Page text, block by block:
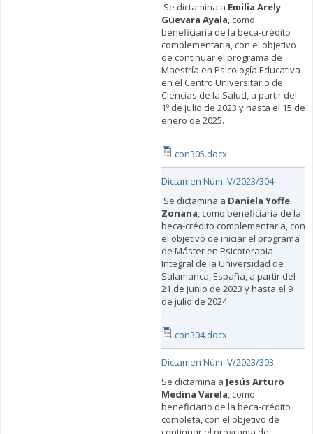
Se dictamina a Emilia Arely
Guevara Ayala, como
beneficiaria de la beca-crédito
complementaria, con el objetivo
de continuar el programa de
Maestría en Psicología Educativa
en el Centro Universitario de
Ciencias de la Salud, a partir del
1º de julio de 2023 y hasta el 15 de
enero de 2025.
con305.docx
Dictamen Núm. V/2023/304
Se dictamina a Daniela Yoffe
Zonana, como beneficiaria de la
beca-crédito complementaria, con
el objetivo de iniciar el programa
de Máster en Psicoterapia
Integral de la Universidad de
Salamanca, España, a partir del
21 de junio de 2023 y hasta el 9
de julio de 2024.
con304.docx
Dictamen Núm. V/2023/303
Se dictamina a Jesús Arturo
Medina Varela, como
beneficiario de la beca-crédito
completa, con el objetivo de